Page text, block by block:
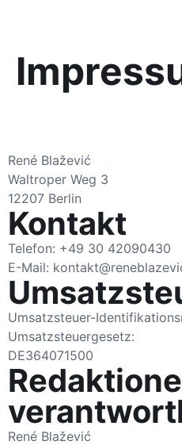
René Blažević
Waltroper Weg 3
12207 Berlin
Kontakt
Telefon: +49 30 42090430
E-Mail:
Umsatzsteuer-
Umsatzsteuergesetz:
DE364071500
René Blažević